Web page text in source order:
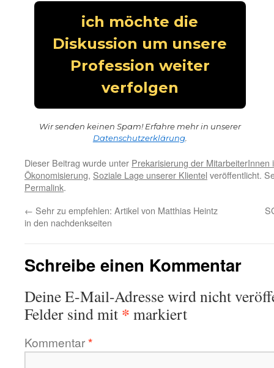
Wir senden keinen Spam! Erfahre mehr in unserer
Datenschutzerklärung.
Dieser Beitrag wurde unter Prekarisierung der MitarbeiterInnen
Ökonomisierung, Soziale Lage unserer Klientel veröffentlicht.
Permalink.
← Sehr zu empfehlen: Artikel von Matthias Heintz
in den nachdenkseiten
Schreibe einen Kommentar
Deine E-Mail-Adresse wird nicht
Felder sind mit * markiert
Kommentar*